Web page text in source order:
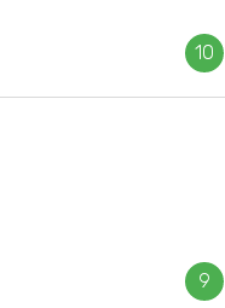
10
9